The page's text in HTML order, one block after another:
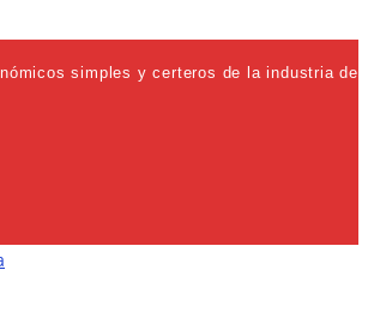
simples y certeros de la industria de